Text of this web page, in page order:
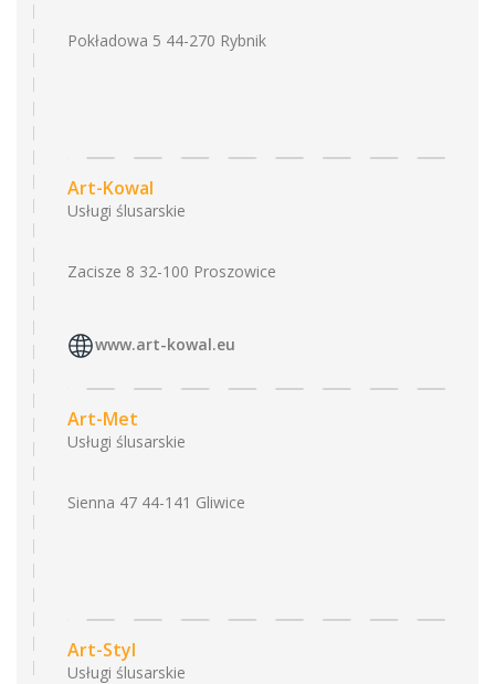
Pokładowa 5 44-270 Rybnik
Art-Kowal
Usługi ślusarskie
Zacisze 8 32-100 Proszowice
www.art-kowal.eu
Art-Met
Usługi ślusarskie
Sienna 47 44-141 Gliwice
Art-Styl
Usługi ślusarskie